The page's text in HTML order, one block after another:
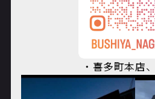
・喜多町本店